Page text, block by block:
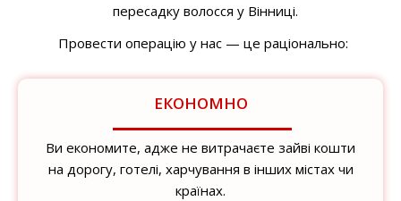
пересадку волосся у Вінниці.
Провести операцію у нас — це раціонально:
ЕКОНОМНО
Ви економите, адже не витрачаєте зайві кошти
на дорогу, готелі, харчування в інших містах чи
країнах.